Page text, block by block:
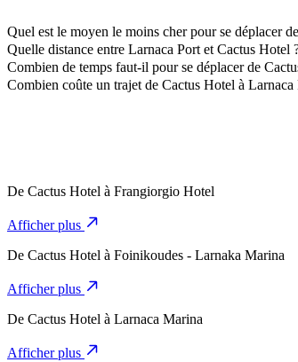
Quel est le moyen le moins cher pour se déplacer
La façon la plus abordable de se déplacer de
Quelle distance entre Larnaca Port et Cactus Hotel
Larnaca Port est à environ 5,2 km de Cactus Hotel.
Combien de temps faut-il pour se déplacer de
Il faut environ 10 min pour se déplacer de Cactus
Combien coûte un trajet de Cactus Hotel à Larnaca
De Cactus Hotel à Frangiorgio Hotel
Afficher plus
De Cactus Hotel à Foinikoudes - Larnaka Marina
Afficher plus
De Cactus Hotel à Larnaca Marina
Afficher plus